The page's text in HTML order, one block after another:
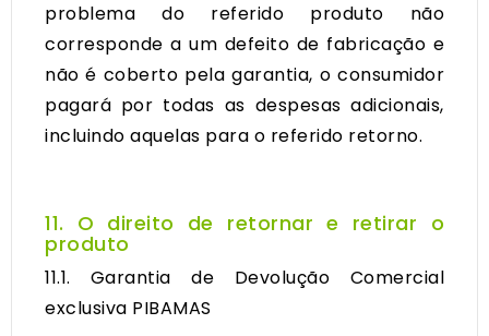
problema do referido produto não
corresponde a um defeito de fabricação e
não é coberto pela garantia, o consumidor
pagará por todas as despesas adicionais,
incluindo aquelas para o referido retorno.
11. O direito de retornar e retirar o
produto
11.1. Garantia de Devolução Comercial
exclusiva PIBAMAS